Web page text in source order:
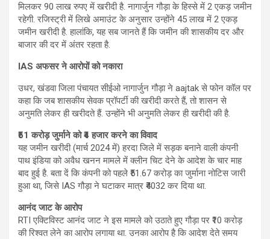
मिलकर 90 लाख रुपए में खरीदी है. नागार्जुन गौड़ा के हिस्से में 2 एकड़ जमीन
रहेगी. रजिस्ट्री में लिखे अमाउंट के अनुसार उन्होंने 45 लाख में 2 एकड़
जमीन खरीदी है. हालांकि, यह सब जानते हैं कि जमीन की शासकीय दर और
बाजार की दर में अंतर रहता है.
IAS अफसर ने आरोपों को नकारा
उधर, खंडवा जिला पंचायत सीईओ नागार्जुन गौड़ा ने aajtak से फोन कॉल पर
कहा कि जब शासकीय सेवक प्रॉपर्टी की खरीदी करते हैं, तो शासन से
अनुमति लेकर ही खरीदते हैं. उन्होंने भी अनुमति लेकर ही खरीदी की है.
₹51 करोड़ जुर्माने को ₹4 हजार करने का विवाद
यह जमीन खरीदी (मार्च 2024 में) हरदा जिले में सड़क बनाने वाली कंपनी
पाथ इंडिया को अवैध खनन मामले में क्लीन चिट देने के आदेश के चार माह
बाद हुई है. बता दें कि कंपनी को पहले ₹51.67 करोड़ का जुर्माना नोटिस जारी
हुआ था, जिसे IAS गौड़ा ने घटाकर मात्र ₹4032 कर दिया था.
आनंद जाट के आरोप
RTI एक्टिविस्ट आनंद जाट ने इस मामले को उठाते हुए गौड़ा पर ₹10 करोड़
की रिश्वत लेने का आरोप लगाया था. उनका आरोप है कि आदेश देते समय